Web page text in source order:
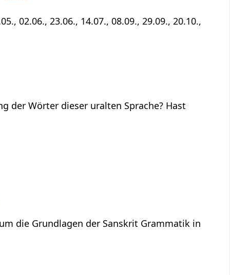
02.06., 23.06., 14.07., 08.09., 29.09., 20.10.,
der Wörter dieser uralten Sprache? Hast
die Grundlagen der Sanskrit Grammatik in